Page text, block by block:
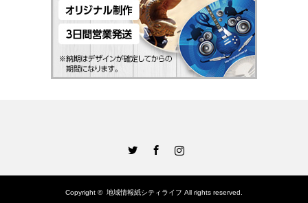
Instagram
Copyright © 地域情報紙シティライフ All rights reserved.